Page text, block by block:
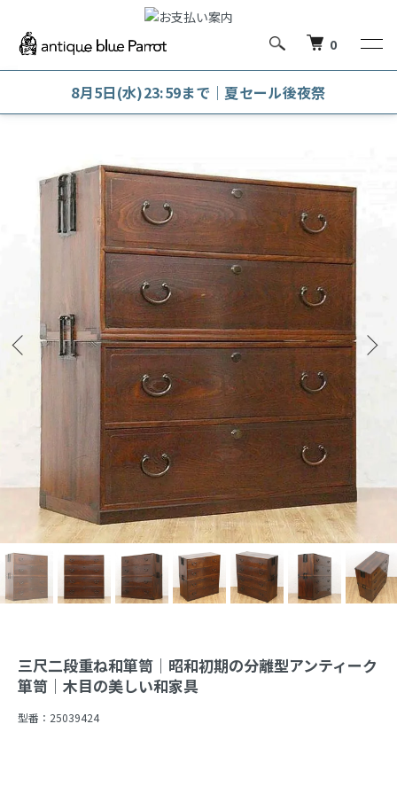
0
8月5日(水)23:59まで｜夏セール後夜祭
和箪笥・和風キャビネット 和箪笥・時代箪笥
三尺二段重ね和箪笥｜昭和初期の分離型アンティーク
箪笥｜木目の美しい和家具
型番： 25039424